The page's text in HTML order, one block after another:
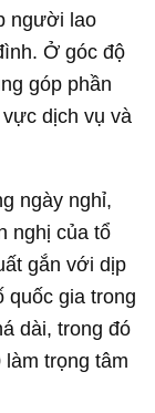
người lao
Ở góc độ
góp phần
dịch vụ và
ngày nghỉ,
nghị của tổ
gắn với dịp
quốc gia trong
dài, trong đó
trọng tâm